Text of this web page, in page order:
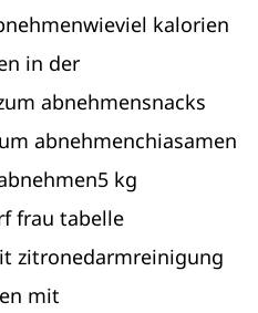
wieviel kalorien
in der
abnehmensnacks
abnehmenchiasamen
5 kg
frau tabelle
zitronedarmreinigung
mit